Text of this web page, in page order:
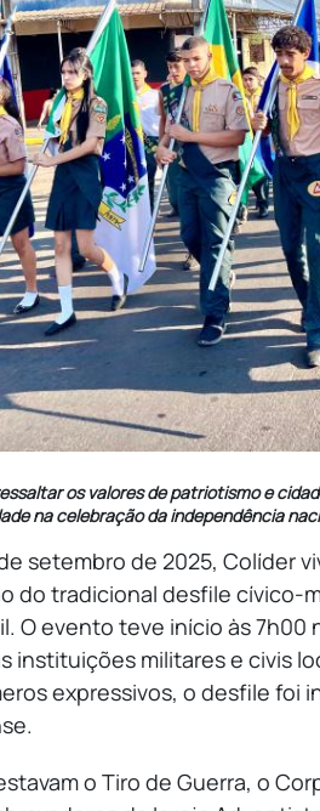
os valores de patriotismo e
na celebração da independência
setembro de 2025, Colíder
do tradicional desfile cívico-
O evento teve início às 7h00
instituições militares e civis
expressivos, o desfile foi
o Tiro de Guerra, o